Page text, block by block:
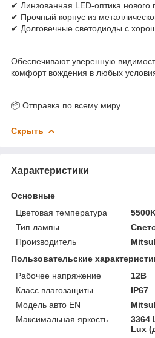
✔ Линзованная LED-оптика нового
✔ Прочный корпус из
✔ Долговечные светодиоды с
Обеспечивают уверенную
комфорт вождения в любых
📦 Отправка по всему миру
Скрыть
Характеристики
Основные
Цветовая температура
Тип лампы
Производитель
Пользовательские
Рабочее напряжение
12В
Класс влагозащиты
IP67
Модель авто EN
Максимальная яркость
3364
Lux